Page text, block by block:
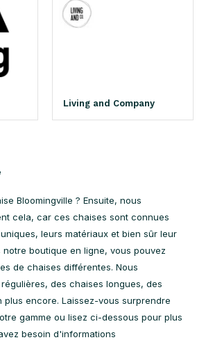
Living and Company
Bloomingville ? Ensuite, nous
cela, car ces chaises sont connues
leurs matériaux et bien sûr leur
boutique en ligne, vous pouvez
de chaises différentes. Nous
des chaises longues, des
plus encore. Laissez-vous surprendre
gamme ou lisez ci-dessous pour plus
besoin d'informations